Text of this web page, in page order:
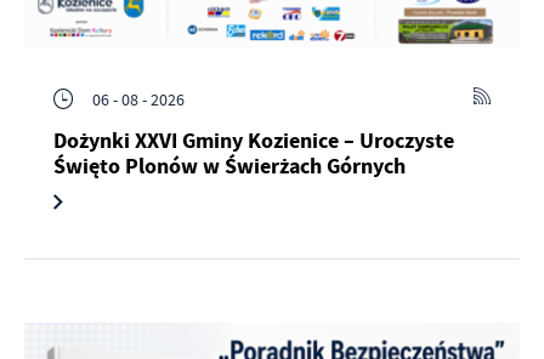
06 - 08 - 2026
Dożynki XXVI Gminy Kozienice – Uroczyste
Święto Plonów w Świerżach Górnych